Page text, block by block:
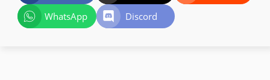
WhatsApp
Discord